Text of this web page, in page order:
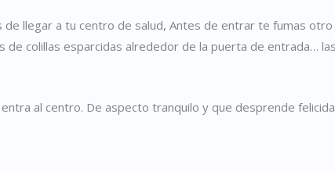
llegar a tu centro de salud, Antes de entrar te fumas otro
colillas esparcidas alrededor de la puerta de entrada…
al centro. De aspecto tranquilo y que desprende